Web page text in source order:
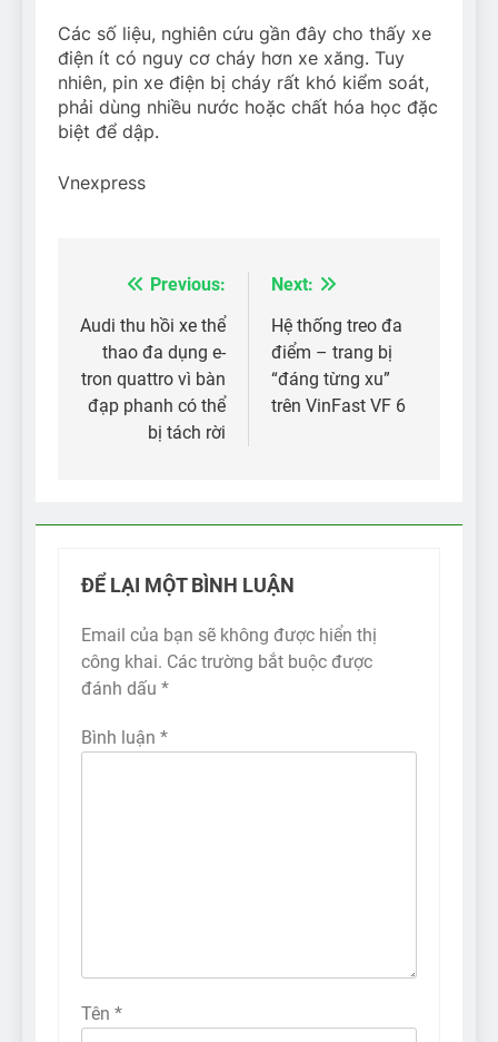
Các số liệu, nghiên cứu gần đây cho thấy xe
điện ít có nguy cơ cháy hơn xe xăng. Tuy
nhiên, pin xe điện bị cháy rất khó kiểm soát,
phải dùng nhiều nước hoặc chất hóa học đặc
biệt để dập.
Vnexpress
Điều
hướng
bài
viết
Previous:
Audi thu hồi xe thể
thao đa dụng e-
tron quattro vì bàn
đạp phanh có thể
bị tách rời
Next:
Hệ thống treo đa
điểm – trang bị
“đáng từng xu”
trên VinFast VF 6
ĐỂ LẠI MỘT BÌNH LUẬN
Email của bạn sẽ không được hiển thị
công khai. Các trường bắt buộc được
đánh dấu *
Bình luận *
Tên *